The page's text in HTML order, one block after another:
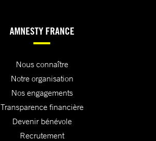
AMNESTY FRANCE
Nous connaître
Notre organisation
Nos engagements
Transparence financière
Devenir bénévole
Recrutement